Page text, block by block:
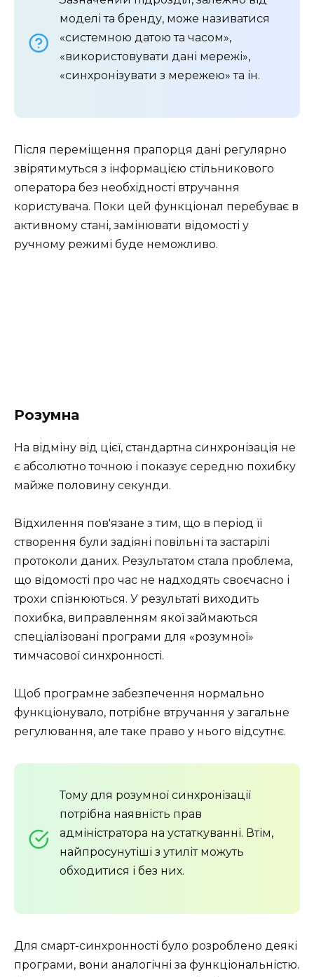
моделі та бренду, може називатися
«системною датою та часом»,
«використовувати дані мережі»,
«синхронізувати з мережею» та ін.
Після переміщення прапорця дані регулярно
звірятимуться з інформацією стільникового
оператора без необхідності втручання
користувача. Поки цей функціонал перебуває в
активному стані, замінювати відомості у
ручному режимі буде неможливо.
Розумна
На відміну від цієї, стандартна синхронізація не
є абсолютно точною і показує середню похибку
майже половину секунди.
Відхилення пов'язане з тим, що в період її
створення були задіяні повільні та застарілі
протоколи даних. Результатом стала проблема,
що відомості про час не надходять своєчасно і
трохи спізнюються. У результаті виходить
похибка, виправленням якої займаються
спеціалізовані програми для «розумної»
тимчасової синхронності.
Щоб програмне забезпечення нормально
функціонувало, потрібне втручання у загальне
регулювання, але таке право у нього відсутнє.
Тому для розумної синхронізації
потрібна наявність прав
адміністратора на устаткуванні. Втім,
найпросунутіші з утиліт можуть
обходитися і без них.
Для смарт-синхронності було розроблено деякі
програми, вони аналогічні за функціональністю.